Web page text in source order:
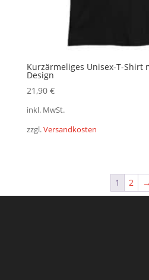
Kurzärmeliges Unisex-T-Shirt
Design
21,90 €
inkl. MwSt.
zzgl.Versandkosten
1 2 →